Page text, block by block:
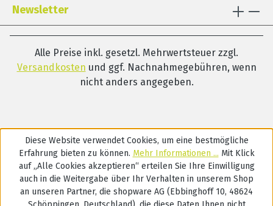
Newsletter
Alle Preise inkl. gesetzl. Mehrwertsteuer zzgl.
Versandkosten und ggf. Nachnahmegebühren, wenn
nicht anders angegeben.
Diese Website verwendet Cookies, um eine bestmögliche
Erfahrung bieten zu können. Mehr Informationen ... Mit Klick
auf „Alle Cookies akzeptieren“ erteilen Sie Ihre Einwilligung
auch in die Weitergabe über Ihr Verhalten in unserem Shop
an unseren Partner, die shopware AG (Ebbinghoff 10, 48624